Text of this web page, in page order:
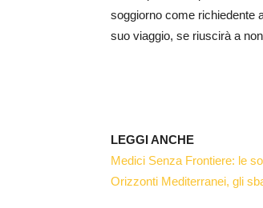
soggiorno come richiedente
suo viaggio, se riuscirà a
LEGGI ANCHE
Medici Senza Frontiere: le
Orizzonti Mediterranei, gli